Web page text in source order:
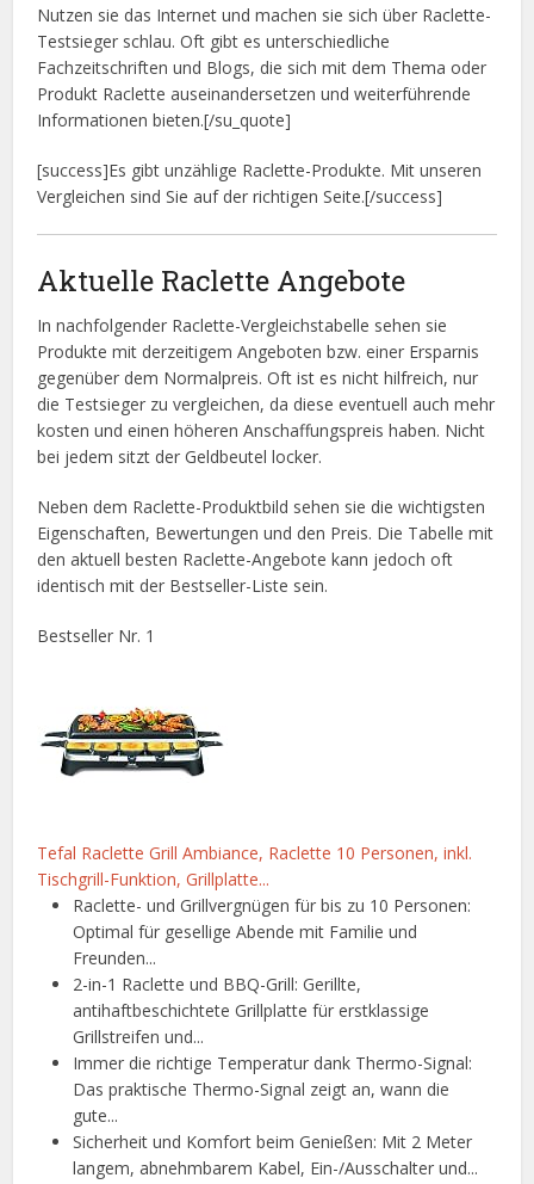
Nutzen sie das Internet und machen sie sich über Raclette-
Testsieger schlau. Oft gibt es unterschiedliche
Fachzeitschriften und Blogs, die sich mit dem Thema oder
Produkt Raclette auseinandersetzen und weiterführende
Informationen bieten.[/su_quote]
[success]Es gibt unzählige Raclette-Produkte. Mit unseren
Vergleichen sind Sie auf der richtigen Seite.[/success]
Aktuelle Raclette Angebote
In nachfolgender Raclette-Vergleichstabelle sehen sie
Produkte mit derzeitigem Angeboten bzw. einer Ersparnis
gegenüber dem Normalpreis. Oft ist es nicht hilfreich, nur
die Testsieger zu vergleichen, da diese eventuell auch mehr
kosten und einen höheren Anschaffungspreis haben. Nicht
bei jedem sitzt der Geldbeutel locker.
Neben dem Raclette-Produktbild sehen sie die wichtigsten
Eigenschaften, Bewertungen und den Preis. Die Tabelle mit
den aktuell besten Raclette-Angebote kann jedoch oft
identisch mit der Bestseller-Liste sein.
Bestseller Nr. 1
Tefal Raclette Grill Ambiance, Raclette 10 Personen, inkl.
Tischgrill-Funktion, Grillplatte...
Raclette- und Grillvergnügen für bis zu 10 Personen:
Optimal für gesellige Abende mit Familie und
Freunden...
2-in-1 Raclette und BBQ-Grill: Gerillte,
antihaftbeschichtete Grillplatte für erstklassige
Grillstreifen und...
Immer die richtige Temperatur dank Thermo-Signal:
Das praktische Thermo-Signal zeigt an, wann die
gute...
Sicherheit und Komfort beim Genießen: Mit 2 Meter
langem, abnehmbarem Kabel, Ein-/Ausschalter und...